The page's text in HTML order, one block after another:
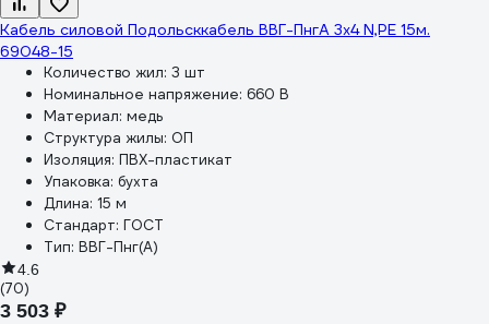
Кабель силовой Подольсккабель ВВГ-ПнгА 3x4 N,PE 15м.
69048-15
Количество жил: 3 шт
Номинальное напряжение: 660 В
Материал: медь
Структура жилы: ОП
Изоляция: ПВХ-пластикат
Упаковка: бухта
Длина: 15 м
Стандарт: ГОСТ
Тип: ВВГ-Пнг(А)
4.6
(70)
3 503 ₽